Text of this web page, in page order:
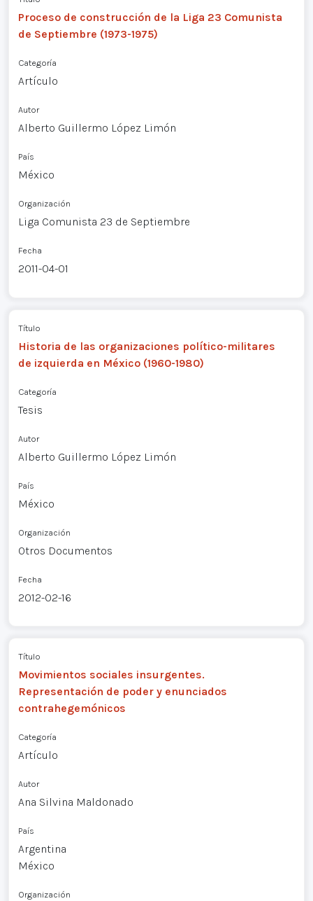
Proceso de construcción de la Liga 23 Comunista
de Septiembre (1973-1975)
Categoría
Artículo
Autor
Alberto Guillermo López Limón
País
México
Organización
Liga Comunista 23 de Septiembre
Fecha
2011-04-01
Título
Historia de las organizaciones político-militares
de izquierda en México (1960-1980)
Categoría
Tesis
Autor
Alberto Guillermo López Limón
País
México
Organización
Otros Documentos
Fecha
2012-02-16
Título
Movimientos sociales insurgentes.
Representación de poder y enunciados
contrahegemónicos
Categoría
Artículo
Autor
Ana Silvina Maldonado
País
Argentina
México
Organización